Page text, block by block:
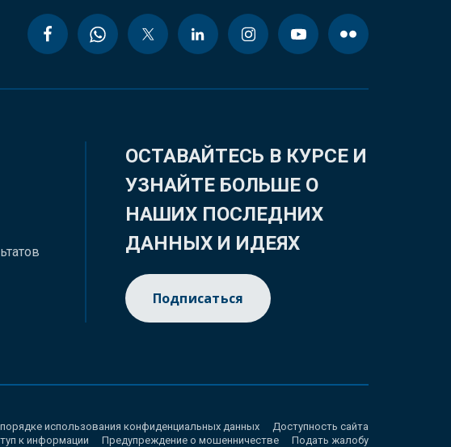
ОСТАВАЙТЕСЬ В КУРСЕ И
УЗНАЙТЕ БОЛЬШЕ О
НАШИХ ПОСЛЕДНИХ
ДАННЫХ И ИДЕЯХ
Подписаться
использования конфиденциальных данных
Доступность сайта
к информации
Предупреждение о мошенничестве Подать жалобу